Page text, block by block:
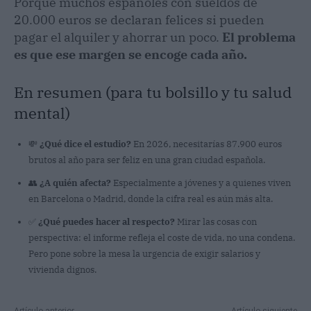
20.000 euros se declaran felices si pueden
pagar el alquiler y ahorrar un poco. El problema
es que ese margen se encoge cada año.
En resumen (para tu bolsillo y tu salud
mental)
💸 ¿Qué dice el estudio? En 2026, necesitarías 87.900 euros
brutos al año para ser feliz en una gran ciudad española.
👥 ¿A quién afecta? Especialmente a jóvenes y a quienes viven
en Barcelona o Madrid, donde la cifra real es aún más alta.
¿Qué puedes hacer al respecto? Mirar las cosas con
perspectiva: el informe refleja el coste de vida, no una condena.
Pero pone sobre la mesa la urgencia de exigir salarios y
vivienda dignos.